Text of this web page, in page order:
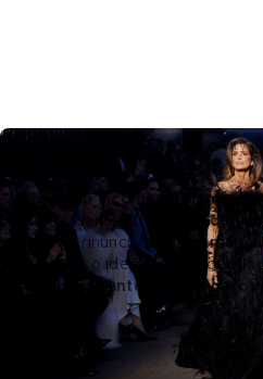
Gucci Cruise 2027 – Credits Getty
Il bon ton incontra il glamour
quintessenza di Gucci e
tuttavia rinunciare alle
suo lessico identitario e
dall’
abbondante dose di nero